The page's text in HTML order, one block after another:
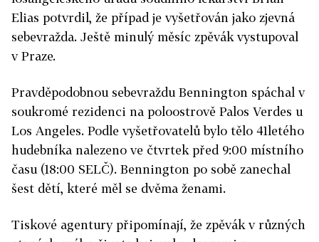
Elias potvrdil, že případ je vyšetřován jako zjevná
sebevražda. Ještě minulý měsíc zpěvák vystupoval
v Praze.
Pravděpodobnou sebevraždu Bennington spáchal v
soukromé rezidenci na poloostrově Palos Verdes u
Los Angeles. Podle vyšetřovatelů bylo tělo 41letého
hudebníka nalezeno ve čtvrtek před 9:00 místního
času (18:00 SELČ). Bennington po sobě zanechal
šest dětí, které měl se dvěma ženami.
Tiskové agentury připomínají, že zpěvák v různých